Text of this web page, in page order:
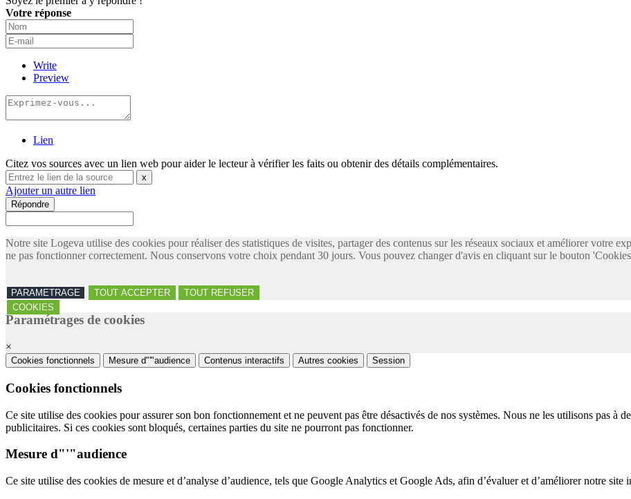
Votre réponse
Write
Preview
Lien
Citez vos sources avec un lien web pour aider le lecteur à vérifier les faits ou obtenir des détails complémentaires.
x
Ajouter un autre lien
Répondre
Notre site Logeva utilise des cookies pour réaliser des statistiques de visites, partager des contenus sur les réseaux sociaux et améliorer votre
ne pas fonctionner correctement. Nous conservons votre choix pendant 30 jours. Vous pouvez changer d'avis en cliquant sur le bouton
PARAMETRAGE TOUT ACCEPTER
TOUT REFUSER
COOKIES
Paramétrages de cookies
×
Cookies fonctionnels Mesure d"'"audience Contenus interactifs Autres cookies Session
Cookies fonctionnels
Ce site utilise des cookies pour assurer son bon fonctionnement et ne peuvent pas être désactivés de nos systèmes. Nous ne les utilisons pas à
publicitaires. Si ces cookies sont bloqués, certaines parties du site ne pourront pas fonctionner.
Mesure d"'"audience
Ce site utilise des cookies de mesure et d’analyse d’audience, tels que Google Analytics et Google Ads, afin d’évaluer et d’améliorer notre site